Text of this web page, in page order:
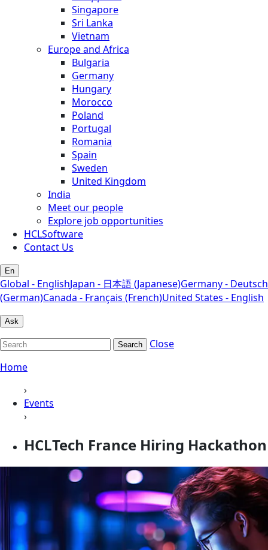
Singapore
Sri Lanka
Vietnam
Europe and Africa
Bulgaria
Germany
Hungary
Morocco
Poland
Portugal
Romania
Spain
Sweden
United Kingdom
India
Meet our people
Explore job opportunities
HCLSoftware
Contact Us
En
Global - EnglishJapan - 日本語 (Japanese)Germany - Deutsch
(German)Canada - Français (French)United States - English
Ask
Search
Close
Home
›
Events
›
HCLTech France Hiring Hackathon